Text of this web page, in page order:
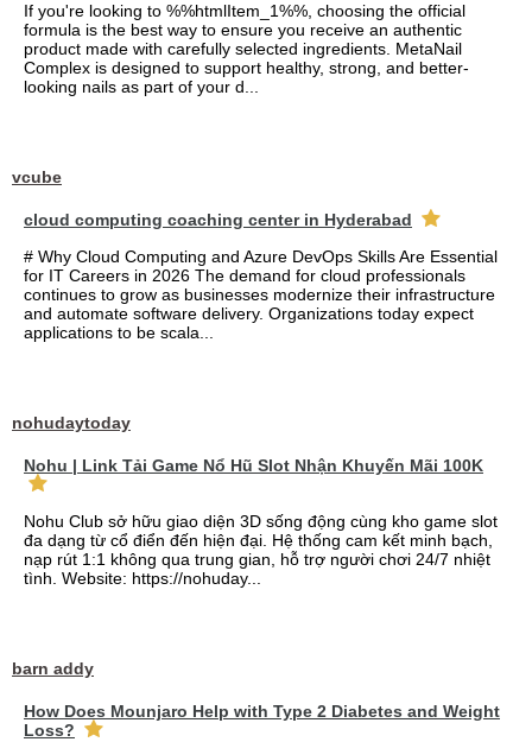
If you're looking to %%htmlItem_1%%, choosing the official
formula is the best way to ensure you receive an authentic
product made with carefully selected ingredients. MetaNail
Complex is designed to support healthy, strong, and better-
looking nails as part of your d...
vcube
cloud computing coaching center in Hyderabad
# Why Cloud Computing and Azure DevOps Skills Are Essential
for IT Careers in 2026 The demand for cloud professionals
continues to grow as businesses modernize their infrastructure
and automate software delivery. Organizations today expect
applications to be scala...
nohudaytoday
Nohu | Link Tải Game Nổ Hũ Slot Nhận Khuyến Mãi 100K
Nohu Club sở hữu giao diện 3D sống động cùng kho game slot
đa dạng từ cổ điển đến hiện đại. Hệ thống cam kết minh bạch,
nạp rút 1:1 không qua trung gian, hỗ trợ người chơi 24/7 nhiệt
tình. Website: https://nohuday...
barn addy
How Does Mounjaro Help with Type 2 Diabetes and Weight
Loss?